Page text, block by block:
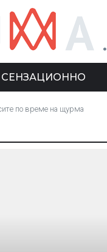
СЕНЗАЦИОННО
по време на щурма